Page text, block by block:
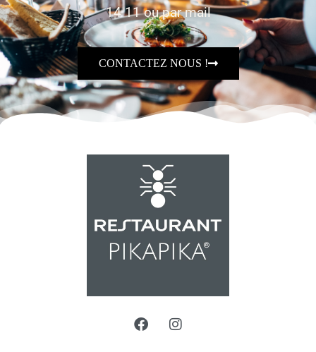
14 11 ou par mail
CONTACTEZ NOUS !